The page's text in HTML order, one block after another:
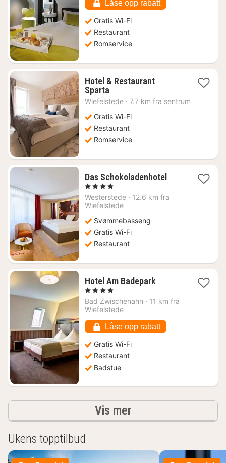
Låse opp rabatt
Gratis Wi-Fi
Restaurant
Romservice
Hotel & Restaurant
Sparta1
natt
874
kr.
Wiefelstede · 7.7 km fra sentrum
Gratis Wi-Fi
Restaurant
Romservice
Das Schokoladenhotel1
fra
, 4 Stjerner
Westerstede · 12.6 km fra
Wiefelstede
Svømmebasseng
Gratis Wi-Fi
Restaurant
Hotel Am Badepark1
fra
, 4 Stjerner
Bad Zwischenahn · 11 km fra
Wiefelstede
Låse opp rabatt
Gratis Wi-Fi
Restaurant
Badstue
Vis merResultater
Ukens topptilbud